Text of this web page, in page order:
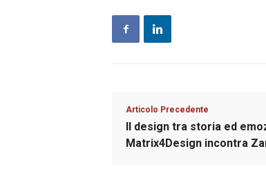
Articolo Precedente
Il design tra storia ed
Matrix4Design incontra